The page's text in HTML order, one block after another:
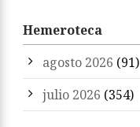
Hemeroteca
agosto 2026 (91)
julio 2026 (354)